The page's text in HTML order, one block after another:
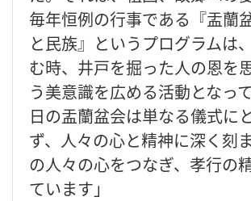
毎年恒例の行事である『盂蘭
と民族』というプログラムは
む時、井戸を掘った人の恩を
う美意識を広める活動となっ
日の盂蘭盆会は単なる儀式に
ず、人々の心と精神に深く刻
の人々の心をつなぎ、孝行の
ています」